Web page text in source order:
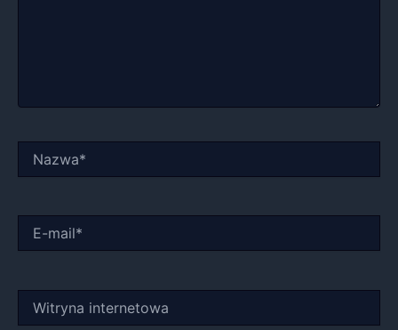
mail*
internetowa